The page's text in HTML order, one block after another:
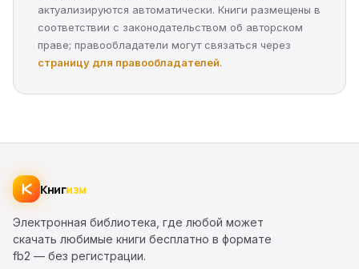
актуализируются автоматически. Книги размещены в
соответствии с законодательством об авторском
праве; правообладатели могут связаться через
страницу для правообладателей.
Книгизм
Электронная библиотека, где любой может
скачать любимые книги бесплатно в формате
fb2 — без регистрации.